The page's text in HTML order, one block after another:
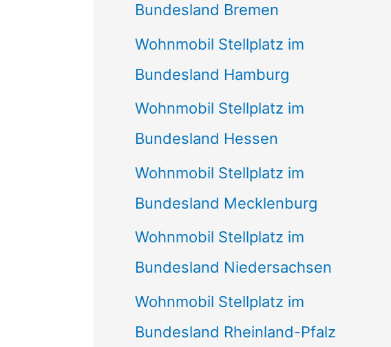
Bundesland Bremen
Wohnmobil Stellplatz im
Bundesland Hamburg
Wohnmobil Stellplatz im
Bundesland Hessen
Wohnmobil Stellplatz im
Bundesland Mecklenburg
Wohnmobil Stellplatz im
Bundesland Niedersachsen
Wohnmobil Stellplatz im
Bundesland Rheinland-Pfalz